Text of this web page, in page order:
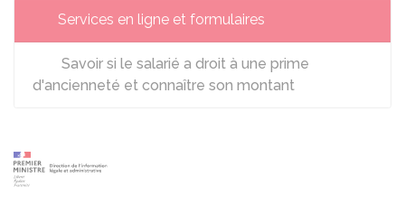
Services en ligne et formulaires
Savoir si le salarié a droit à une prime
d'ancienneté et connaître son montant